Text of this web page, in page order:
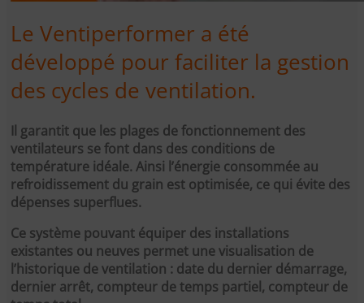
Le Ventiperformer a été
développé pour faciliter la gestion
des cycles de ventilation.
Il garantit que les plages de fonctionnement des
ventilateurs se font dans des conditions de
température idéale. Ainsi l’énergie consommée au
refroidissement du grain est optimisée, ce qui évite des
dépenses superflues.
Ce système pouvant équiper des installations
existantes ou neuves permet une visualisation de
l’historique de ventilation : date du dernier démarrage,
dernier arrêt, compteur de temps partiel, compteur de